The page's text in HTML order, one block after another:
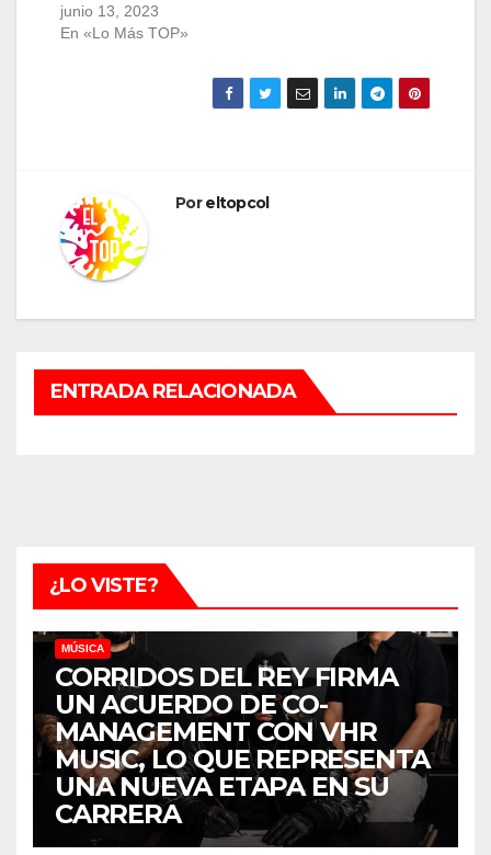
junio 13, 2023
En «Lo Más TOP»
Poreltopcol
ENTRADA RELACIONADA
¿LO VISTE?
MÚSICA
CORRIDOS DEL REY FIRMA
UN ACUERDO DE CO-
MANAGEMENT CON VHR
MUSIC, LO QUE REPRESENTA
UNA NUEVA ETAPA EN SU
CARRERA